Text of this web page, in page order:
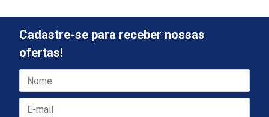
Cadastre-se para receber nossas
ofertas!